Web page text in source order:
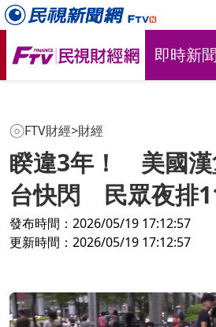
即時新聞
FTV財經>財經
睽違3年！ 美國漢
台快閃 民眾夜排
發布時間：2026/05/19 17:12:57
更新時間：2026/05/19 17:12:57